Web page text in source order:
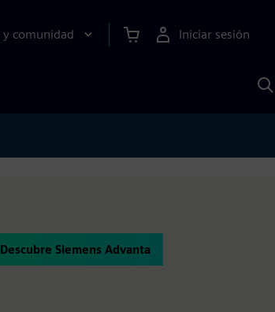
y comunidad Iniciar sesión
Descubre Siemens Advanta